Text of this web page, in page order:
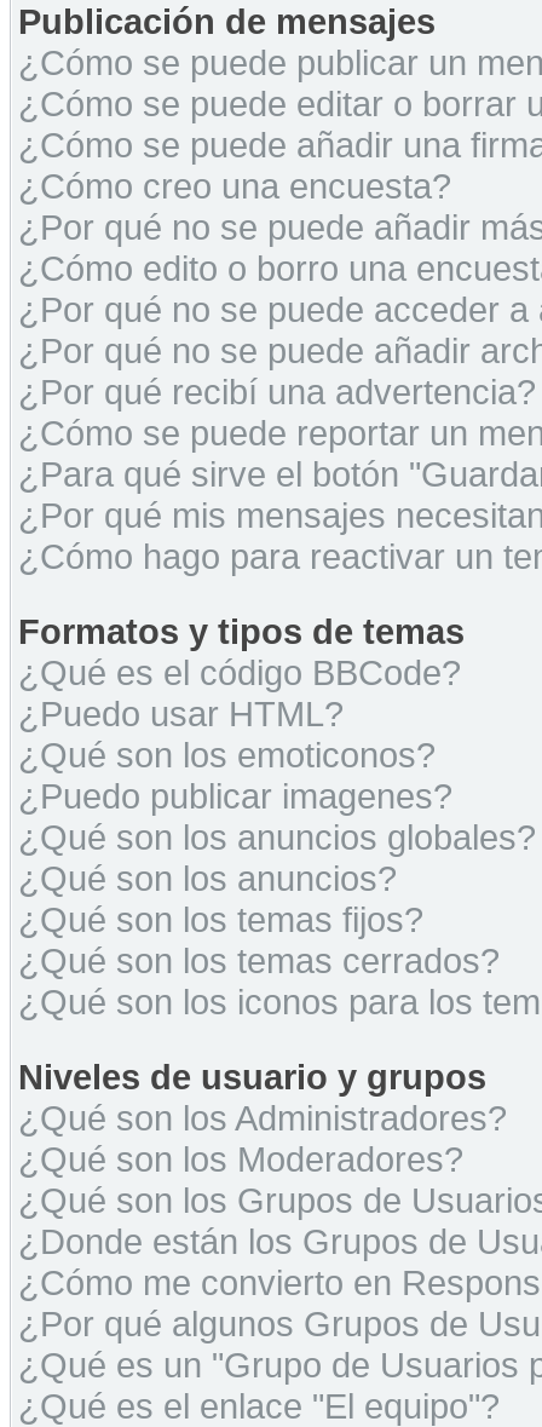
Publicación de mensajes
¿Cómo se puede publicar un
¿Cómo se puede editar o borrar
¿Cómo se puede añadir una
¿Cómo creo una encuesta?
¿Por qué no se puede añadir
¿Cómo edito o borro una
¿Por qué no se puede acceder a
¿Por qué no se puede añadir
¿Por qué recibí una advertencia?
¿Cómo se puede reportar un
¿Para qué sirve el botón
¿Por qué mis mensajes
¿Cómo hago para reactivar un
Formatos y tipos de temas
¿Qué es el código BBCode?
¿Puedo usar HTML?
¿Qué son los emoticonos?
¿Puedo publicar imagenes?
¿Qué son los anuncios globales?
¿Qué son los anuncios?
¿Qué son los temas fijos?
¿Qué son los temas cerrados?
¿Qué son los iconos para los
Niveles de usuario y grupos
¿Qué son los Administradores?
¿Qué son los Moderadores?
¿Qué son los Grupos de
¿Donde están los Grupos de
¿Cómo me convierto en
¿Por qué algunos Grupos de
¿Qué es un "Grupo de Usuarios
¿Qué es el enlace "El equipo"?